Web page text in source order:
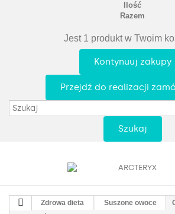
Ilość
Razem
Jest 1 produkt w Twoim
Kontynuuj zakupy
Przejdź do realizacji
Szukaj
Zdrowa dieta Suszone owoce